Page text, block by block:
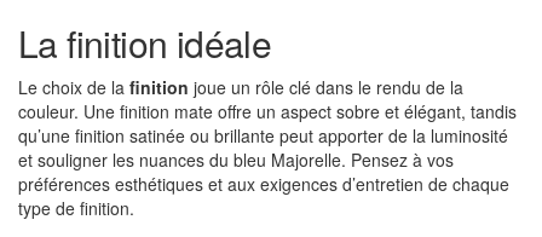
La finition idéale
Le choix de la finition joue un rôle clé dans le rendu de la
couleur. Une finition mate offre un aspect sobre et élégant, tandis
qu’une finition satinée ou brillante peut apporter de la luminosité
et souligner les nuances du bleu Majorelle. Pensez à vos
préférences esthétiques et aux exigences d’entretien de chaque
type de finition.